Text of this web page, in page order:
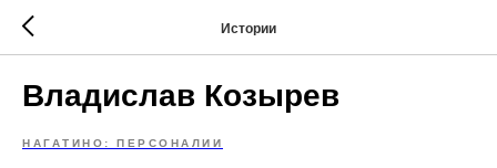
Истории
Владислав Козырев
НАГАТИНО: ПЕРСОНАЛИИ